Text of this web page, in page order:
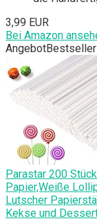
3,99 EUR
Bei Amazon
AngebotBestseller
Parastar 200
Papier,Weiße
Lutscher
Kekse und